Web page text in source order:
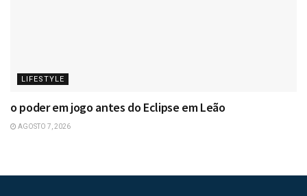
LIFESTYLE
o poder em jogo antes do Eclipse em Leão
AGOSTO 7, 2026